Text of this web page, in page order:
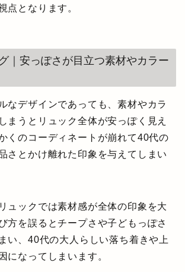
点となります。
｜安っぽさが目立つ素材やカラー
なデザインであっても、素材やカラ
まうとリュック全体が安っぽく見え
くのコーディネートが崩れて40代の
さとかけ離れた印象を与えてしまい
ュックでは素材感が全体の印象を大
方を誤るとチープさや子どもっぽさ
い、40代の大人らしい落ち着きや上
になってしまいます。